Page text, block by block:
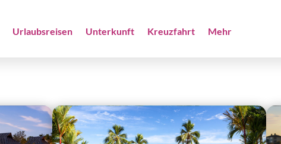
Urlaubsreisen Unterkunft Kreuzfahrt Mehr